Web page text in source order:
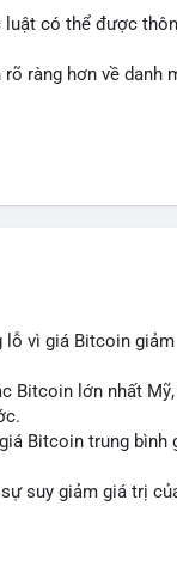
luật có thể được
ràng hơn về danh
của nhà đầu tư
lỗ vì giá Bitcoin giảm
Bitcoin lớn nhất
Bitcoin trung bình
suy giảm giá trị